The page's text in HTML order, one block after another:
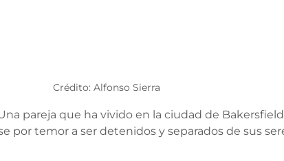
Crédito: Alfonso Sierra
Una pareja que ha vivido en la ciudad de
por temor a ser detenidos y separados de sus